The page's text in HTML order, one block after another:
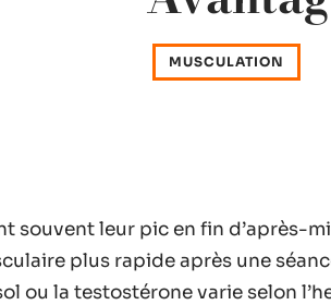
MUSCULATION
souvent leur pic en fin d’après-
plus rapide après une
ou la testostérone varie selon